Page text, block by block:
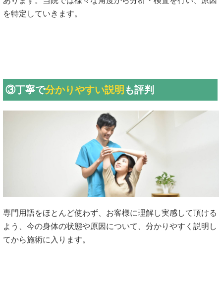
を特定していきます。
③丁寧で分かりやすい説明 も評判
専門用語をほとんど使わず、お客様に理解し実感して頂ける
よう、今の身体の状態や原因について、分かりやすく説明し
てから施術に入ります。